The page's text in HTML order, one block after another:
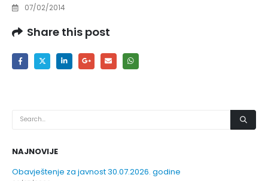
07/02/2014
Share this post
NAJNOVIJE
Obavještenje za javnost 30.07.2026. godine